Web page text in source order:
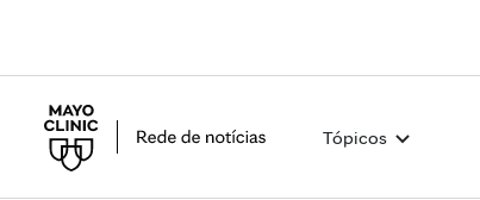
Tópicos